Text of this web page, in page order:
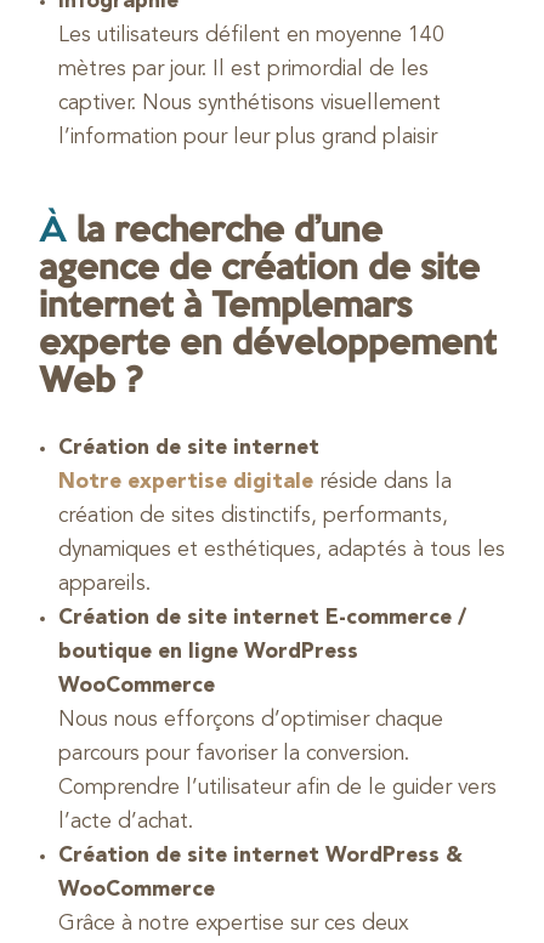
Les utilisateurs défilent en moyenne 140
mètres par jour. Il est primordial de les
captiver. Nous synthétisons visuellement
l’information pour leur plus grand plaisir
À la recherche d’une
agence de création de site
internet à Templemars
experte en développement
Web ?
Création de site internet
Notre expertise digitale réside dans la
création de sites distinctifs, performants,
dynamiques et esthétiques, adaptés à tous les
appareils.
Création de site internet E-commerce /
boutique en ligne WordPress
WooCommerce
Nous nous efforçons d’optimiser chaque
parcours pour favoriser la conversion.
Comprendre l’utilisateur afin de le guider vers
l’acte d’achat.
Création de site internet WordPress &
WooCommerce
Grâce à notre expertise sur ces deux